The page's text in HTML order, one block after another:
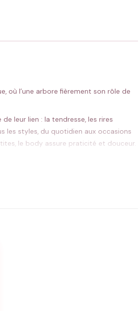
où l’une arbore fièrement son rôle de
leur lien : la tendresse, les rires
les styles, du quotidien aux occasions
le body assure praticité et douceur.
au quotidien.